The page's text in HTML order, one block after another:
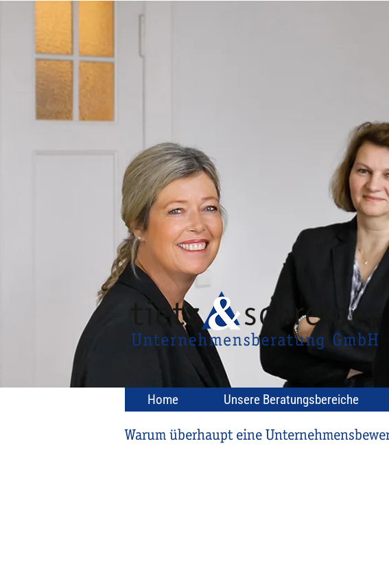
Home Unsere Beratungsbereiche
Warum überhaupt eine